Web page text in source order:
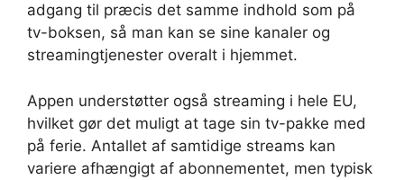
adgang til præcis det samme indhold som på
tv-boksen, så man kan se sine kanaler og
streamingtjenester overalt i hjemmet.
Appen understøtter også streaming i hele EU,
hvilket gør det muligt at tage sin tv-pakke med
på ferie. Antallet af samtidige streams kan
variere afhængigt af abonnementet, men typisk